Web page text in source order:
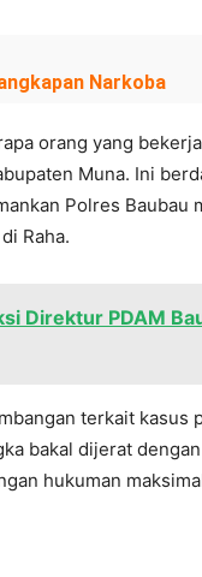
Narkoba
orang yang
Muna. Ini
Polres Baubau
Raha.
Direktur PDAM
terkait kasus
bakal dijerat
hukuman